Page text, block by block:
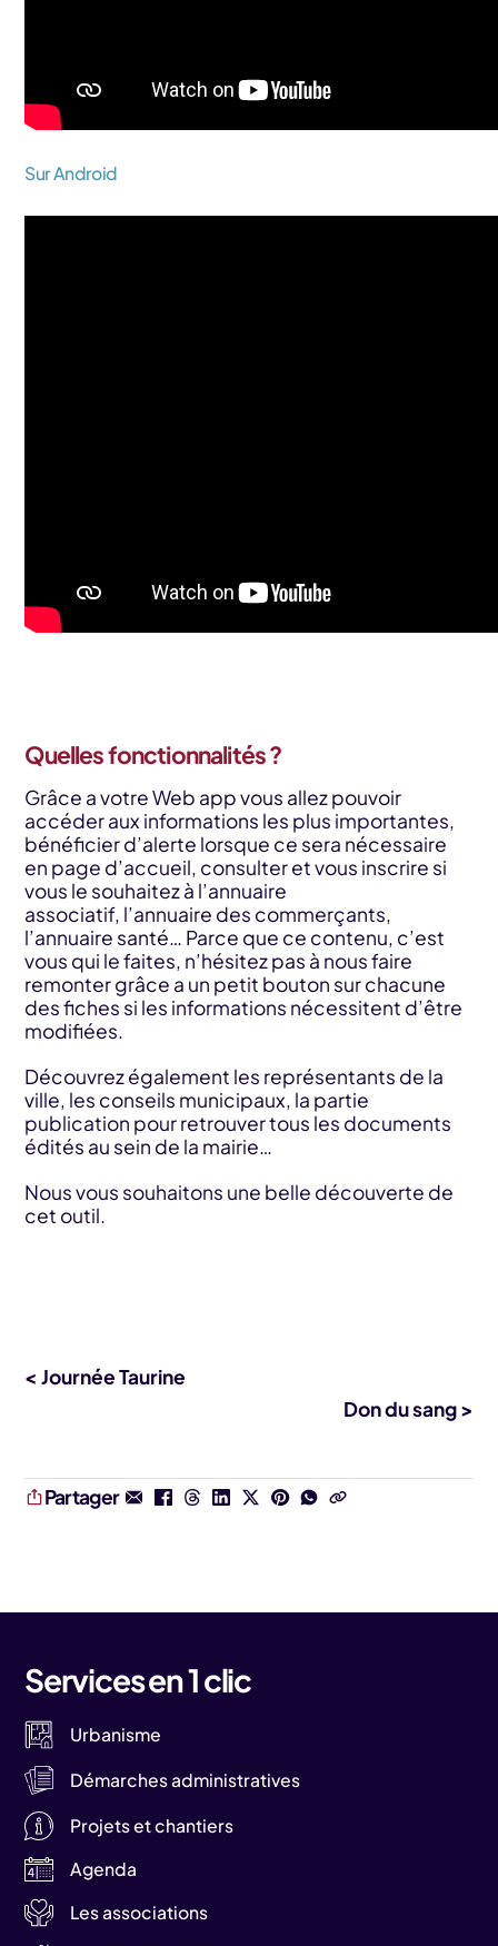
Sur Android
Quelles fonctionnalités ?
Grâce a votre Web app vous allez pouvoir
accéder aux informations les plus importantes,
bénéficier d’alerte lorsque ce sera nécessaire
en page d’accueil, consulter et vous inscrire si
vous le souhaitez à l’annuaire
associatif, l’annuaire des commerçants,
l’annuaire santé… Parce que ce contenu, c’est
vous qui le faites, n’hésitez pas à nous faire
remonter grâce a un petit bouton sur chacune
des fiches si les informations nécessitent d’être
modifiées.
Découvrez également les représentants de la
ville, les conseils municipaux, la partie
publication pour retrouver tous les documents
édités au sein de la mairie…
Nous vous souhaitons une belle découverte de
cet outil.
< Journée Taurine
Don du sang >
Partager
Services en 1 clic
Urbanisme
Démarches administratives
Projets et chantiers
Agenda
Les associations